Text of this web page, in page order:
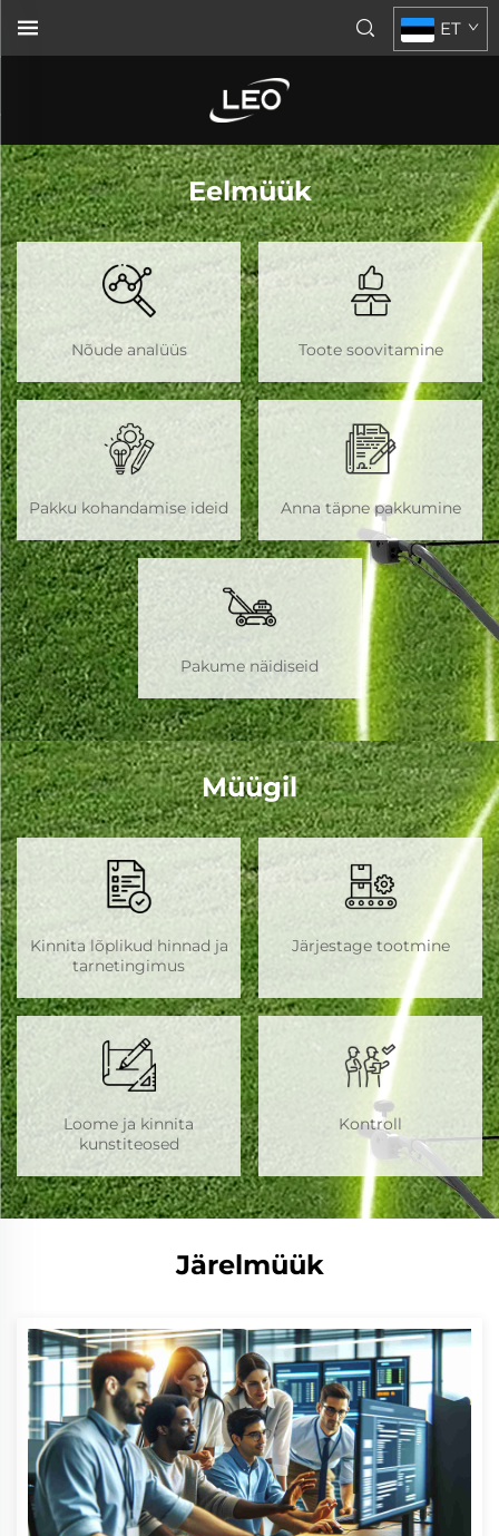
ET
Eelmüük
Nõude analüüs Toote soovitamine
Pakku kohandamise ideid Anna täpne pakkumine
Pakume näidiseid
Müügil
Kinnita lõplikud hinnad ja
tarnetingimus
Järjestage tootmine
Loome ja kinnita
kunstiteosed
Kontroll
Järelmüük